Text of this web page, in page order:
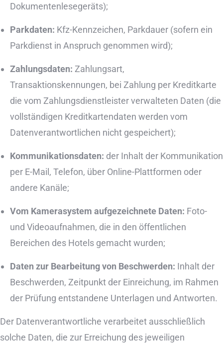
Dokumentenlesegeräts);
Parkdaten: Kfz-Kennzeichen, Parkdauer (sofern ein
Parkdienst in Anspruch genommen wird);
Zahlungsdaten: Zahlungsart,
Transaktionskennungen, bei Zahlung per Kreditkarte
die vom Zahlungsdienstleister verwalteten Daten (die
vollständigen Kreditkartendaten werden vom
Datenverantwortlichen nicht gespeichert);
Kommunikationsdaten: der Inhalt der Kommunikation
per E-Mail, Telefon, über Online-Plattformen oder
andere Kanäle;
Vom Kamerasystem aufgezeichnete Daten: Foto-
und Videoaufnahmen, die in den öffentlichen
Bereichen des Hotels gemacht wurden;
Daten zur Bearbeitung von Beschwerden: Inhalt der
Beschwerden, Zeitpunkt der Einreichung, im Rahmen
der Prüfung entstandene Unterlagen und Antworten.
Der Datenverantwortliche verarbeitet ausschließlich
solche Daten, die zur Erreichung des jeweiligen